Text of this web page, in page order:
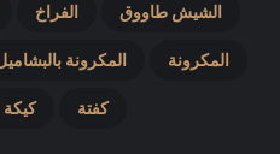
الشيش طاووق الفراخ
المكرونة المكرونة
كفتة كيكة